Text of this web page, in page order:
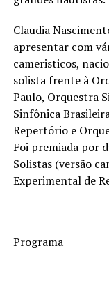
Claudia
apresentar com
cameristicos,
solista frente à
Paulo, Orquestra
Sinfônica
Repertório e
Foi premiada por
Solistas (versão
Experimental de
Programa